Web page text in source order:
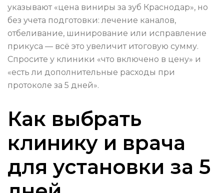
указывают «цена виниры за зуб Краснодар», но
без учета подготовки: лечение каналов,
отбеливание, шинирование или исправление
прикуса — всё это увеличит итоговую сумму.
Спросите у клиники «что включено в цену» и
«есть ли дополнительные расходы при
протоколе за 5 дней».
Как выбрать
клинику и врача
для установки за 5